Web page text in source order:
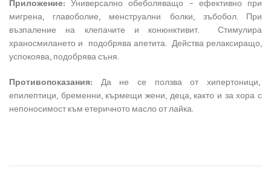
Приложение: Универсално обеболяващо – ефективно при
мигрена, главоболие, менструални болки, зъбобол. При
възпаление на клепачите и конюнктивит. Стимулира
храносмилането и подобрява апетита. Действа релаксиращо,
успокоява, подобрява съня.
Противопоказания: Да не се ползва от хипертоници,
епилептици, бременни, кърмещи жени, деца, както и за хора с
непоносимост към етеричното масло от лайка.